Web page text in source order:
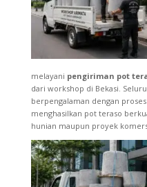
melayani pengiriman pot
dari workshop di Bekasi.
berpengalaman dengan
menghasilkan pot teraso
hunian maupun proyek